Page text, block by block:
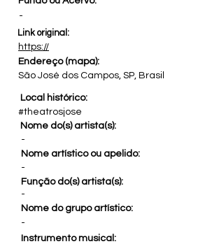
-
Link original:
https://
Endereço (mapa):
São José dos Campos, SP, Brasil
Local histórico:
#theatrosjose
Nome do(s) artista(s):
-
Nome artístico ou apelido:
-
Função do(s) artista(s):
-
Nome do grupo artístico:
-
Instrumento musical: